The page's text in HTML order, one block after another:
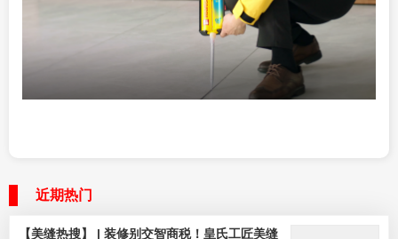
近期热门
【美缝热搜】 | 装修别交智商税！皇氏工匠美缝